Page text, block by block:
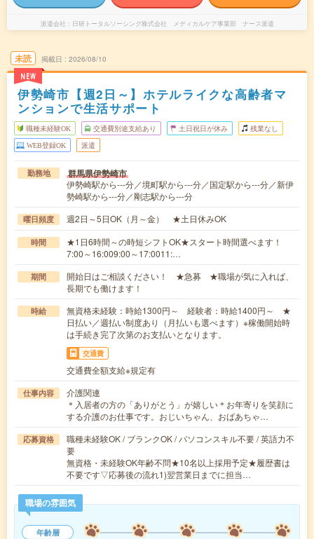
派遣会社 日研トータルソーシング株式会社 メディカルケア事業部 ナース派遣
未読
NEW
掲載日 2026/08/10
伊勢崎市【週2日～】ホテルライクな高齢者マ
ンションで生活サポート
職種未経験OK 交通費別途支給あり 土日祝日が休み 残業なし
WEB登録OK 派遣
勤務地 群馬県伊勢崎市
伊勢崎駅から---分／境町駅から---分／国定駅から---分／新伊
勢崎駅から---分／剛志駅から---分
曜日頻度 週2日～5日OK（月～金） ★土日休みOK
時間
★1日6時間～の時短シフトOK★スタート時間選べます！
7:00～16:009:00～17:0011:…
期間
開始日はご相談ください！ ★急募 ★職場が気に入れば、
長期でも働けます！
時給
無資格未経験：時給1300円～ 経験者：時給1400円～ ★
日払い／週払い制度あり（月払いも選べます）※稼働開始時
は手続き完了次第のお支払いとなります。
交通費
交通費全額支給※規定有
仕事内容
介護関連
＊入居者の方の「ありがとう」が嬉しい＊お年寄りを笑顔に
する介護のお仕事です。おじいちゃん、おばあちゃ…
応募資格
職種未経験OK / ブランクOK / パソコンスキル不要 / 英語力不
要
無資格・未経験OK年齢不問★10名以上採用予定★履歴書は
不要です▽応募後の流れ1)翌営業日までに担当…
職場の雰囲気
年齢層